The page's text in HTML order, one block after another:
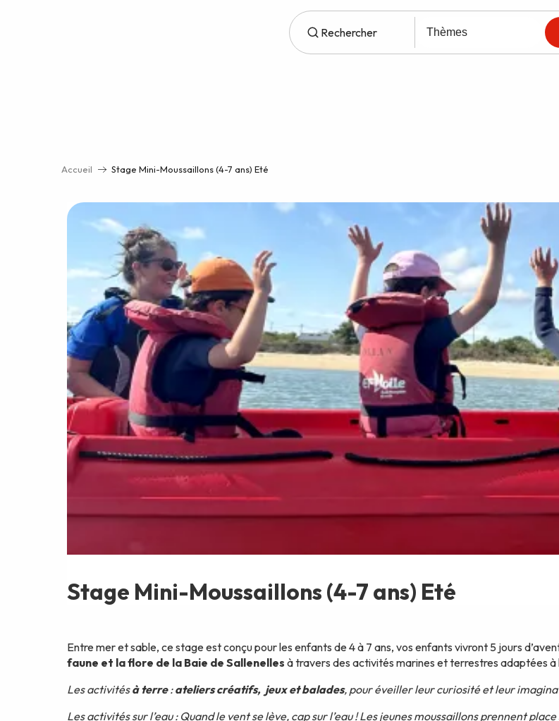
Accueil Stage Mini-Moussaillons (4-7 ans) Eté